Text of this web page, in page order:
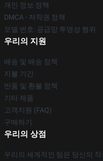
개인 정보 정책
DMCA - 저작권 정책
모델 번호: 공급망 투명성 행위
우리의 지원
배송 및 배송 정책
지불 기간
반품 및 환불 정책
기타 제품
고객지원 (FAQ)
구매하기
우리의 상점
우리의 세계적인 팀은 당신의